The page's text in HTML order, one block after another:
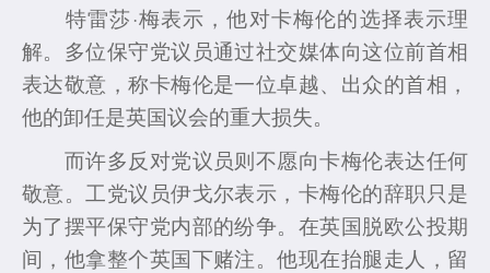
特雷莎·梅表示，他对卡梅伦的选择表示理
解。多位保守党议员通过社交媒体向这位前首相
表达敬意，称卡梅伦是一位卓越、出众的首相，
他的卸任是英国议会的重大损失。
而许多反对党议员则不愿向卡梅伦表达任何
敬意。工党议员伊戈尔表示，卡梅伦的辞职只是
为了摆平保守党内部的纷争。在英国脱欧公投期
间，他拿整个英国下赌注。他现在抬腿走人，留